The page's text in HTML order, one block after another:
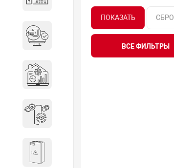
Система контроля управления
ВСЕ ФИЛЬТРЫ